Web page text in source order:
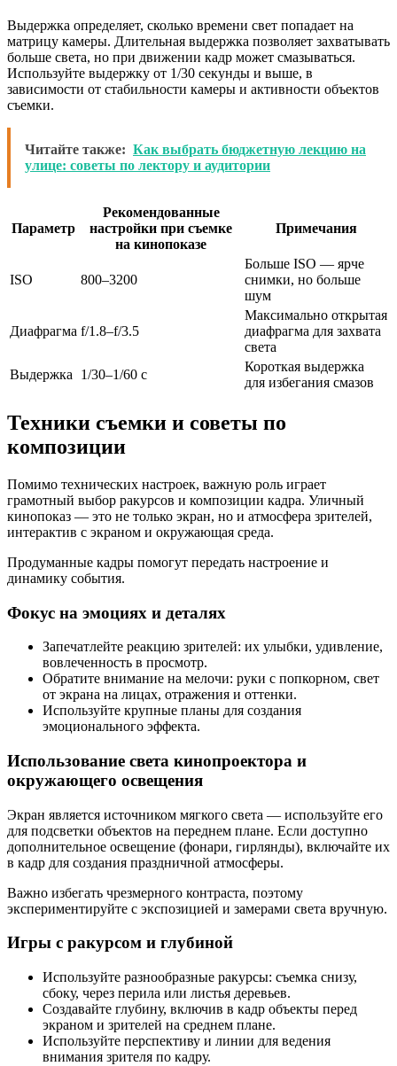
Выдержка определяет, сколько времени свет попадает на
матрицу камеры. Длительная выдержка позволяет захватывать
больше света, но при движении кадр может смазываться.
Используйте выдержку от 1/30 секунды и выше, в
зависимости от стабильности камеры и активности объектов
съемки.
Читайте также: Как выбрать бюджетную лекцию на
улице: советы по лектору и аудитории
Параметр
Рекомендованные
настройки при съемке
на кинопоказе
Примечания
ISO 800–3200
Больше ISO — ярче
снимки, но больше
шум
Диафрагма f/1.8–f/3.5
Максимально открытая
диафрагма для захвата
света
Выдержка
1/30–1/60 с
Короткая выдержка
для избегания смазов
Техники съемки и советы по
композиции
Помимо технических настроек, важную роль играет
грамотный выбор ракурсов и композиции кадра. Уличный
кинопоказ — это не только экран, но и атмосфера зрителей,
интерактив с экраном и окружающая среда.
Продуманные кадры помогут передать настроение и
динамику события.
Фокус на эмоциях и деталях
Запечатлейте реакцию зрителей: их улыбки, удивление,
вовлеченность в просмотр.
Обратите внимание на мелочи: руки с попкорном, свет
от экрана на лицах, отражения и оттенки.
Используйте крупные планы для создания
эмоционального эффекта.
Использование света кинопроектора и
окружающего освещения
Экран является источником мягкого света — используйте его
для подсветки объектов на переднем плане. Если доступно
дополнительное освещение (фонари, гирлянды), включайте их
в кадр для создания праздничной атмосферы.
Важно избегать чрезмерного контраста, поэтому
экспериментируйте с экспозицией и замерами света вручную.
Игры с ракурсом и глубиной
Используйте разнообразные ракурсы: съемка снизу,
сбоку, через перила или листья деревьев.
Создавайте глубину, включив в кадр объекты перед
экраном и зрителей на среднем плане.
Используйте перспективу и линии для ведения
внимания зрителя по кадру.